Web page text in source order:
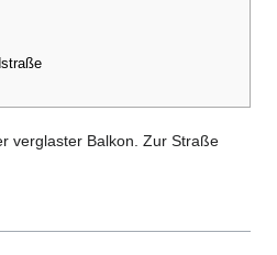
verglaster Balkon. Zur Straße